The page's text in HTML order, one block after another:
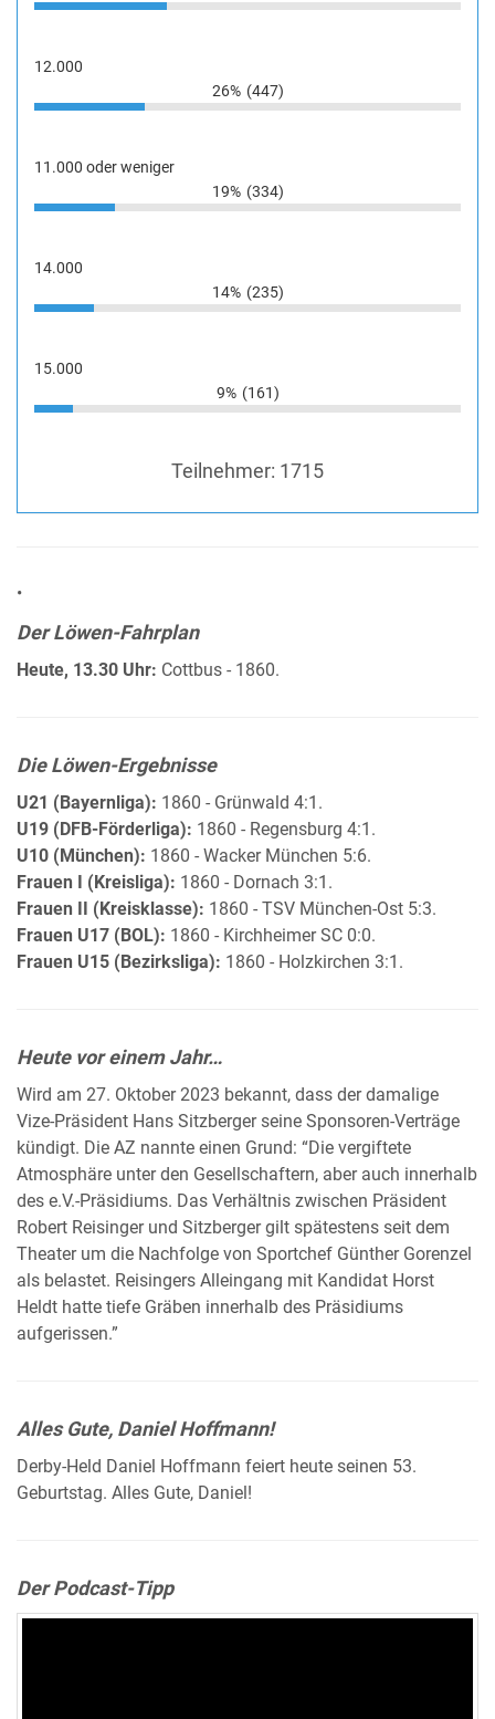
12.000
26% (447)
11.000 oder weniger
19% (334)
14.000
14% (235)
15.000
9% (161)
Teilnehmer: 1715
•
Der Löwen-Fahrplan
Heute, 13.30 Uhr: Cottbus - 1860.
Die Löwen-Ergebnisse
U21 (Bayernliga): 1860 - Grünwald 4:1.
U19 (DFB-Förderliga): 1860 - Regensburg 4:1.
U10 (München): 1860 - Wacker München 5:6.
Frauen I (Kreisliga): 1860 - Dornach 3:1.
Frauen II (Kreisklasse): 1860 - TSV München-Ost 5:3.
Frauen U17 (BOL): 1860 - Kirchheimer SC 0:0.
Frauen U15 (Bezirksliga): 1860 - Holzkirchen 3:1.
Heute vor einem Jahr…
Wird am 27. Oktober 2023 bekannt, dass der damalige
Vize-Präsident Hans Sitzberger seine Sponsoren-Verträge
kündigt. Die AZ nannte einen Grund: “Die vergiftete
Atmosphäre unter den Gesellschaftern, aber auch innerhalb
des e.V.-Präsidiums. Das Verhältnis zwischen Präsident
Robert Reisinger und Sitzberger gilt spätestens seit dem
Theater um die Nachfolge von Sportchef Günther Gorenzel
als belastet. Reisingers Alleingang mit Kandidat Horst
Heldt hatte tiefe Gräben innerhalb des Präsidiums
aufgerissen.”
Alles Gute, Daniel Hoffmann!
Derby-Held Daniel Hoffmann feiert heute seinen 53.
Geburtstag. Alles Gute, Daniel!
Der Podcast-Tipp